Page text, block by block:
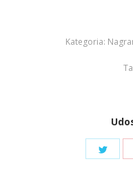
Kategoria: